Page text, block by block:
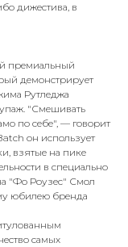
дижестива, в
премиальный
демонстрирует
Рутледжа
"Смешивать
по себе", — говорит
он использует
взятые на пике
в специально
"Фо Роузес" Смол
юбилею бренда
самых